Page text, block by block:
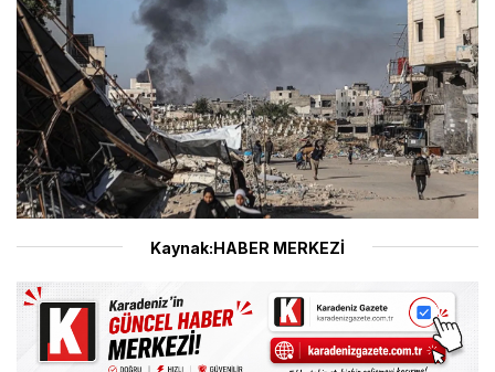
Kaynak:HABER MERKEZİ